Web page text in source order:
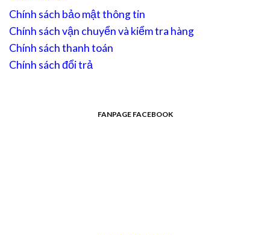
Chính sách bảo mật thông tin
Chính sách vận chuyển và kiểm tra hàng
Chính sách thanh toán
Chính sách đổi trả
FANPAGE FACEBOOK